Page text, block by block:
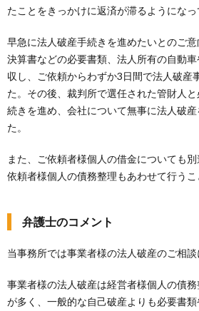
たことをきっかけに返済が滞るようになっ
早急に法人破産手続きを進めたいとのご
決算書などの必要書類、法人所有の自動
収し、ご依頼からわずか3日間で法人破産
た。その後、裁判所で選任された管財人
続きを進め、会社について無事に法人破
た。
また、ご依頼者様個人の借金についても
依頼者様個人の債務整理もあわせて行うこ
弁護士のコメント
当事務所では事業者様の法人破産のご相談
事業者様の法人破産は経営者様個人の債
が多く、一般的な自己破産よりも必要書